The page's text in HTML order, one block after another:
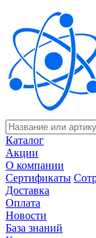
Каталог
Акции
О компании
Сертификаты
Доставка
Оплата
Новости
База знаний